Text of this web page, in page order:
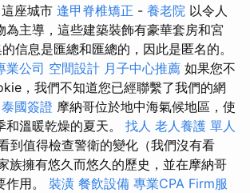
這座城市 逢甲脊椎矯正 - 養老院 以令人
為主導，這些建築裝飾有豪華套房和宮
信息是匯總和匯總的，因此是匿名的。
業公司 空間設計 月子中心推薦 如果您不
，我們不知道您已經聯繫了我們的網
泰國簽證 摩納哥位於地中海氣候地區，使
溫暖乾燥的夏天。 找人 老人養護 單人
到值得檢查警衛的變化（我們沒有看
族擁有悠久而悠久的歷史，並在摩納哥
作用。 裝潢 餐飲設備 專業CPA Firm服